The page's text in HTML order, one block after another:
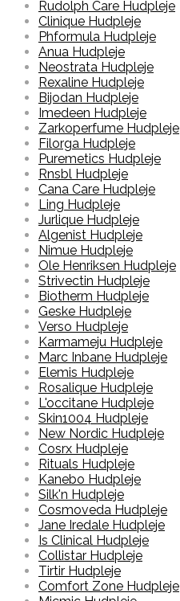
Rudolph Care Hudpleje
Clinique Hudpleje
Phformula Hudpleje
Anua Hudpleje
Neostrata Hudpleje
Rexaline Hudpleje
Bijodan Hudpleje
Imedeen Hudpleje
Zarkoperfume Hudpleje
Filorga Hudpleje
Puremetics Hudpleje
Rnsbl Hudpleje
Cana Care Hudpleje
Ling Hudpleje
Jurlique Hudpleje
Algenist Hudpleje
Nimue Hudpleje
Ole Henriksen Hudpleje
Strivectin Hudpleje
Biotherm Hudpleje
Geske Hudpleje
Verso Hudpleje
Karmameju Hudpleje
Marc Inbane Hudpleje
Elemis Hudpleje
Rosalique Hudpleje
L'occitane Hudpleje
Skin1004 Hudpleje
New Nordic Hudpleje
Cosrx Hudpleje
Rituals Hudpleje
Kanebo Hudpleje
Silk'n Hudpleje
Cosmoveda Hudpleje
Jane Iredale Hudpleje
Is Clinical Hudpleje
Collistar Hudpleje
Tirtir Hudpleje
Comfort Zone Hudpleje